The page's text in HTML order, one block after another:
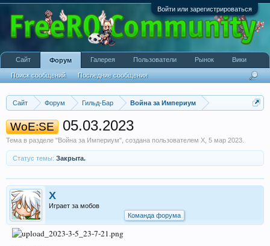
Войти или зарегистрироваться
Сайт Форум Гильд-Бар Война за Империум
WoE:SE 05.03.2023
Тема в разделе "Война за Империум", создана пользователем X 5 мар 2023
Статус темы: Закрыта.
X
Играет за мобов
Команда форума
Сайт Форум
Поиск сообщений Последние сообщения
Галерея Пользователи Рынок Вики